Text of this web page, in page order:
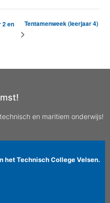
2 en
Tentamenweek (leerjaar 4)
en maritiem onderwijs!
het Technisch College Velsen.